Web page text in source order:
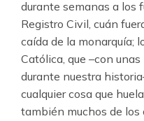
durante semanas a los
Registro Civil, cuán
caída de la monarquía;
Católica, que –con
durante nuestra
cualquier cosa que
también muchos de los